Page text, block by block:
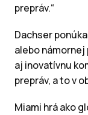
prepráv.“
Dachser
alebo
aj inovatívnu
prepráv, a to v
Miami hrá ako